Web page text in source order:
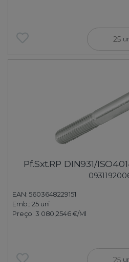
Pf.Sxt.RP DIN931/
EAN: 5603648229151
Emb.:25 uni
Preço: 3 080,2546 €/Ml